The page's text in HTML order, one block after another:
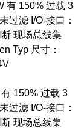
150% 过载 3
过滤 I/O-接口：
现场总线集
Typ 尺寸：
150% 过载 3
过滤 I/O-接口：
现场总线集